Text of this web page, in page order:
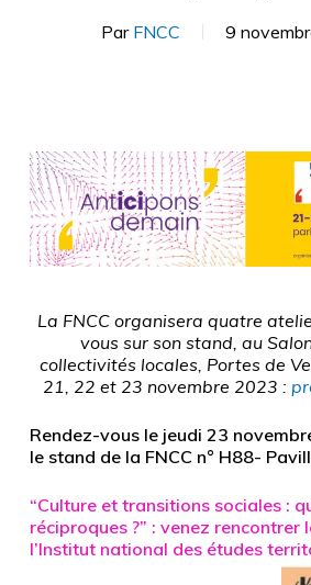
Par FNCC 9
La FNCC organisera quatre
vous sur son stand, au
collectivités locales, Portes de
21, 22 et 23 novembre 2023 :
Rendez-vous le jeudi 23
le stand de la FNCC n° H88-
“Culture et transitions sociales :
réciproques ?” : venez rencontrer
l’Institut national des études